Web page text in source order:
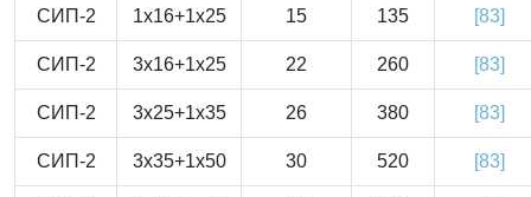
СИП-2 1x16+1x25 15 135 [83]
СИП-2 3x16+1x25 22 260 [83]
СИП-2 3x25+1x35 26 380 [83]
СИП-2 3x35+1x50 30 520 [83]